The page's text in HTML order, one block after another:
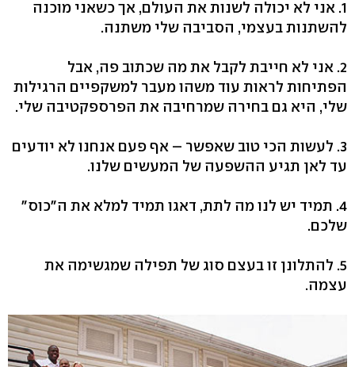
1. אני לא יכולה לשנות את העולם, אך כשאני מוכנה
להשתנות בעצמי, הסביבה שלי משתנה.
2. אני לא חייבת לקבל את מה שכתוב פה, אבל
הפתיחות לראות עוד משהו מעבר למשקפיים הרגילות
שלי, היא גם בחירה שמרחיבה את הפרספקטיבה שלי.
3. לעשות הכי טוב שאפשר – אף פעם אנחנו לא יודעים
עד לאן תגיע ההשפעה של המעשים שלנו.
4. תמיד יש לנו מה לתת, דאגו תמיד למלא את ה"כוס"
שלכם.
5. להתלונן זו בעצם סוג של תפילה שמגשימה את
עצמה.